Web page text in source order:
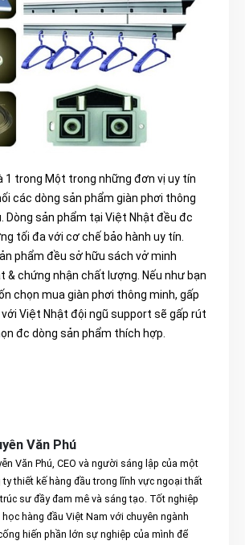
1 trong Một trong những đơn vị uy tín
các dòng sản phẩm giàn phơi thông
Dòng sản phẩm tại Việt Nhật đều đc
tối đa với cơ chế bảo hành uy tín.
phẩm đều sở hữu sách vở minh
& chứng nhận chất lượng. Nếu như bạn
chọn mua giàn phơi thông minh, gấp
Việt Nhật đội ngũ support sẽ gấp rút
đc dòng sản phẩm thích hợp.
Văn Phú
Văn Phú, CEO và người sáng lập của một
ty thiết kế hàng đầu trong lĩnh vực ngoại thất
sư đầy đam mê và sáng tạo. Tốt nghiệp
hàng đầu Việt Nam với chuyên ngành
hiến phần lớn sự nghiệp của mình để